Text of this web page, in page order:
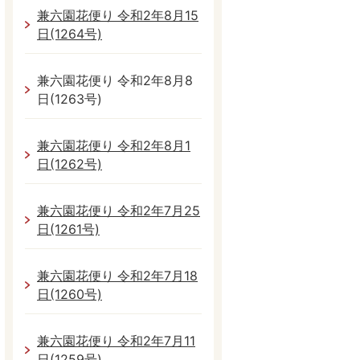
兼六園花便り 令和2年8月15
日(1264号)
兼六園花便り 令和2年8月8
日(1263号)
兼六園花便り 令和2年8月1
日(1262号)
兼六園花便り 令和2年7月25
日(1261号)
兼六園花便り 令和2年7月18
日(1260号)
兼六園花便り 令和2年7月11